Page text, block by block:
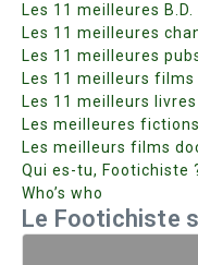
Les 11 meilleures
Les 11 meilleures
Les 11 meilleures
Les 11 meilleurs
Les 11 meilleurs
Les meilleures
Les meilleurs films
Qui es-tu, Footichiste
Who’s who
Le Footichiste